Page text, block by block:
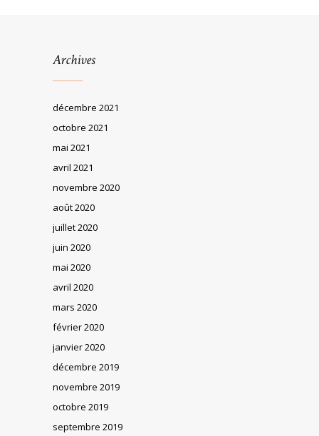
Archives
décembre 2021
octobre 2021
mai 2021
avril 2021
novembre 2020
août 2020
juillet 2020
juin 2020
mai 2020
avril 2020
mars 2020
février 2020
janvier 2020
décembre 2019
novembre 2019
octobre 2019
septembre 2019